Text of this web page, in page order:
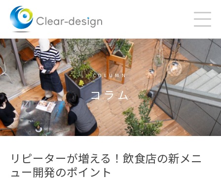
content
COLUMN
コラム
リピーターが増える！飲食店の新メニ
ュー開発のポイント